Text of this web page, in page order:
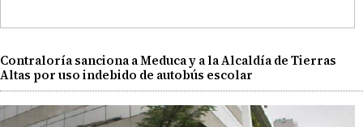
Contraloría sanciona a Meduca y a la Alcaldía de Tierras
Altas por uso indebido de autobús escolar